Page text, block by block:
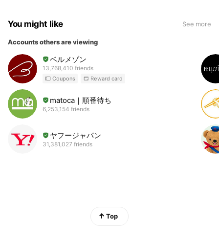
You might like See more
Accounts others are viewing
ベルメゾン
13,768,410 friends
Coupons Reward card
matoca｜順番待ち
6,253,154 friends
ヤフージャパン
31,381,027 friends
Top